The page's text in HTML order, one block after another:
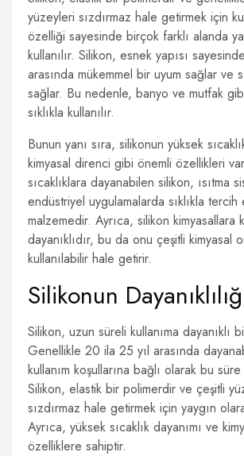
yüzeyleri sızdırmaz hale getirmek için
özelliği sayesinde birçok farklı alanda
kullanılır. Silikon, esnek yapısı
arasında mükemmel bir uyum sağlar ve
sağlar. Bu nedenle, banyo ve mutfak
sıklıkla kullanılır.
Bunun yanı sıra, silikonun yüksek
kimyasal direnci gibi önemli özellikleri
sıcaklıklara dayanabilen silikon, ısıtma
endüstriyel uygulamalarda sıklıkla
malzemedir. Ayrıca, silikon kimyasallara
dayanıklıdır, bu da onu çeşitli kimyasal
kullanılabilir hale getirir.
Silikonun
Silikon, uzun süreli kullanıma dayanıklı
Genellikle 20 ila 25 yıl arasında
kullanım koşullarına bağlı olarak bu
Silikon, elastik bir polimerdir ve çeşitli
sızdırmaz hale getirmek için yaygın
Ayrıca, yüksek sıcaklık dayanımı ve
özelliklere sahiptir.